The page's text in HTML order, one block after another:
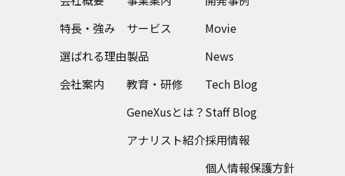
特長・強み
選ばれる理由
会社案内
サービス
製品
教育・研修
GeneXusとは？
アナリスト紹介
Movie
News
Tech Blog
Staff Blog
採用情報
個人情報保護方針